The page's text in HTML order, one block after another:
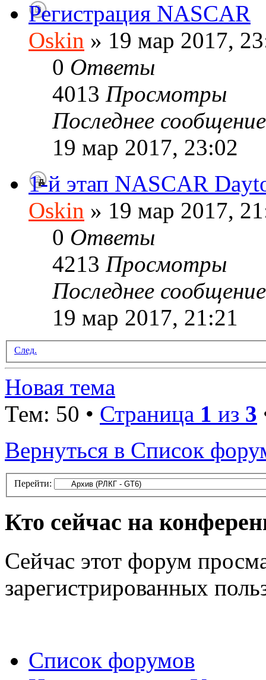
Регистрация NASCAR
Oskin » 19 мар 2017,
0 Ответы
4013 Просмотры
Последнее
19 мар 2017, 23:02
1-й этап NASCAR
Oskin » 19 мар 2017,
0 Ответы
4213 Просмотры
Последнее
19 мар 2017, 21:21
След.
Новая тема
Тем: 50 • Страница 1 из 3
Вернуться в Список
Перейти:
Кто сейчас на
Сейчас этот форум
зарегистрированных
Список форумов